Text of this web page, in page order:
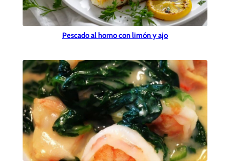
Pescado al horno con limón y ajo